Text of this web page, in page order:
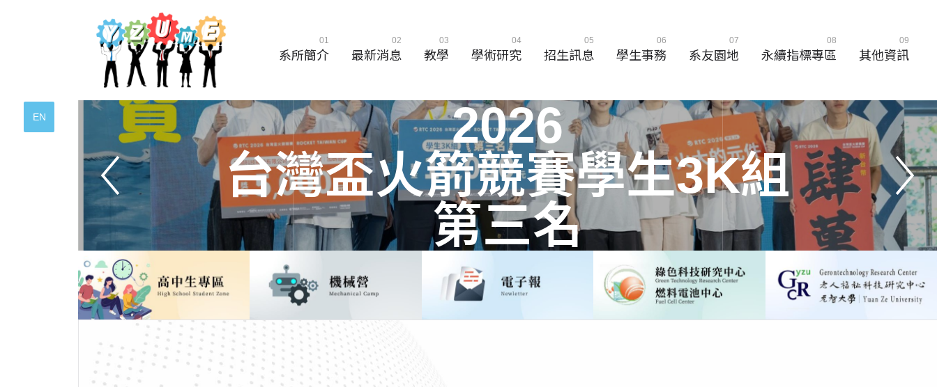
01
系所簡介
02
最新消息
03
教學
04
學術研究
05
招生訊息
06
學生事務
07
系友園地
08
永續指標專區
09
其他資訊
2026
台灣盃火箭競賽學生3K組
第三名
EN